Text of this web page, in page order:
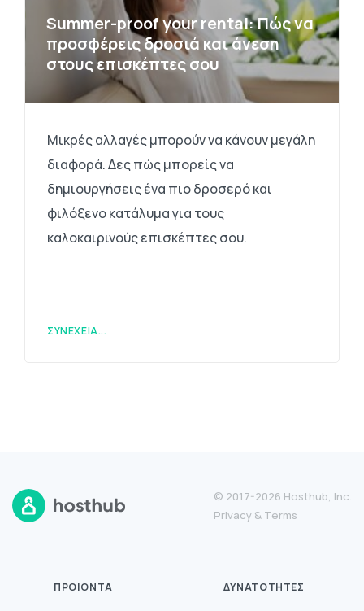
Summer-proof your rental: Πώς να
προσφέρεις δροσιά και άνεση
στους επισκέπτες σου
Μικρές αλλαγές μπορούν να κάνουν μεγάλη
διαφορά. Δες πώς μπορείς να
δημιουργήσεις ένα πιο δροσερό και
φιλόξενο κατάλυμα για τους
καλοκαιρινούς επισκέπτες σου.
ΣΥΝΈΧΕΙΑ...
© 2017-2026 Hosthub, Inc.
Privacy & Terms
ΠΡΟΙΌΝΤΑ ΔΥΝΑΤΌΤΗΤΕΣ